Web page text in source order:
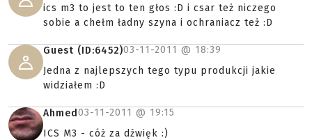
ics m3 to jest to ten głos :D i csar też niczego
sobie a chełm ładny szyna i ochraniacz też :D
Guest (ID:6452)03-11-2011 @ 18:39
Jedna z najlepszych tego typu produkcji jakie
widziałem :D
Ahmed03-11-2011 @ 19:15
ICS M3 - cóż za dźwięk :)